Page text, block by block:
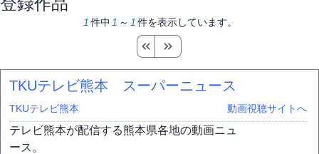
1 件中 1 ～ 1 件を表示しています。
TKUテレビ熊本 スーパーニュース
TKUテレビ熊本 動画視聴サイトへ
テレビ熊本が配信する熊本県各地の動画ニュ
ース。